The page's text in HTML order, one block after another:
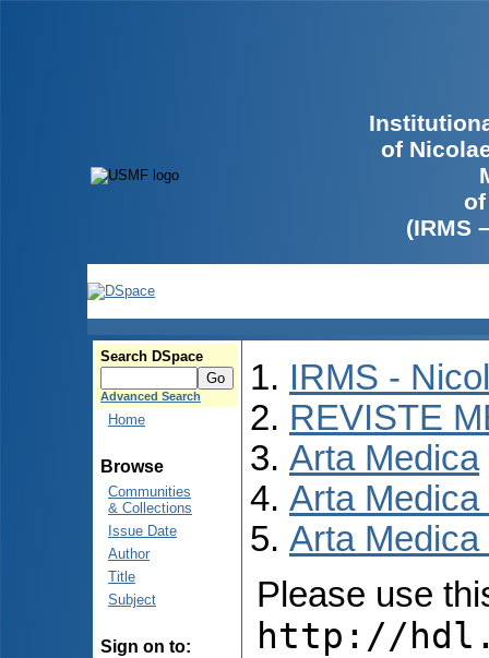
of
(IRMS
Search DSpace
Advanced Search
Home
Browse
Communities
& Collections
Issue Date
Author
Title
Subject
Sign on to:
IRMS -
REVISTE
Arta Medica
Arta Medica
Arta
Please use
http://